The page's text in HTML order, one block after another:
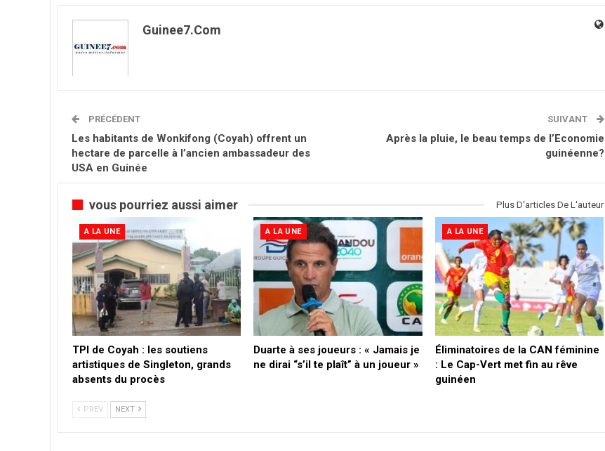
Guinee7.com
PRÉCÉDENT
Les habitants de Wonkifong (Coyah) offrent un
hectare de parcelle à l’ancien ambassadeur des
USA en Guinée
SUIVANT
Après la pluie, le beau temps de l’Economie
guinéenne?
vous pourriez aussi aimer Plus D'articles De L'auteur
A LA UNE
TPI de Coyah : les soutiens
artistiques de Singleton, grands
absents du procès
A LA UNE
Duarte à ses joueurs : « Jamais je
ne dirai “s’il te plaît” à un joueur »
A LA UNE
Éliminatoires de la CAN féminine
: Le Cap-Vert met fin au rêve
guinéen
PREV NEXT